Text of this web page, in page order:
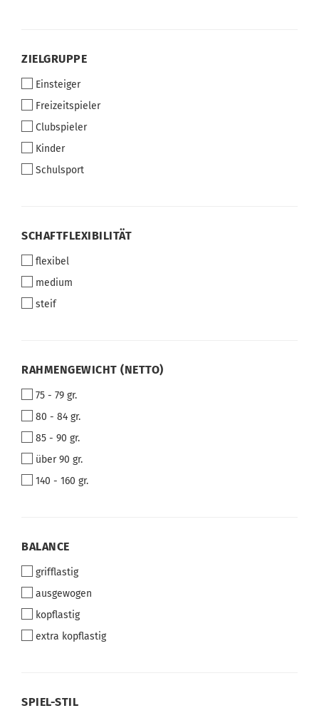
ZIELGRUPPE
ZIELGRUPPE
Einsteiger
Freizeitspieler
Clubspieler
Kinder
Schulsport
SCHAFTFLEXIBILITÄT
SCHAFTFLEXIBILITÄT
flexibel
medium
steif
RAHMENGEWICHT
RAHMENGEWICHT (NETTO)
75 - 79 gr.
80 - 84 gr.
85 - 90 gr.
über 90 gr.
140 - 160 gr.
BALANCE
BALANCE
grifflastig
ausgewogen
kopflastig
extra kopflastig
SPIEL-
SPIEL-STIL